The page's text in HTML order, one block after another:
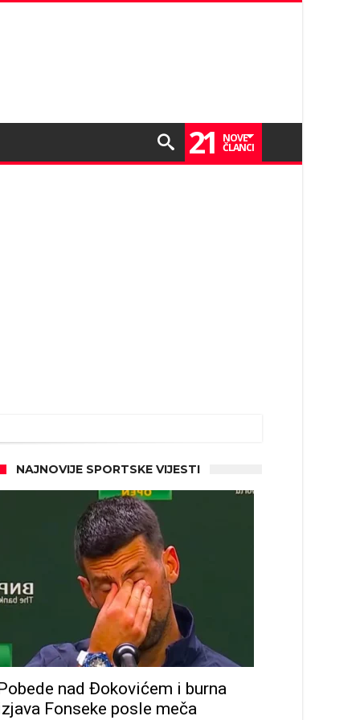
21 NOVE
ČLANCI
NAJNOVIJE SPORTSKE VIJESTI
nad Đokovićem i burna
Fonseke posle meča